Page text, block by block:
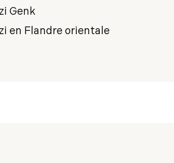
Genk
en Flandre orientale